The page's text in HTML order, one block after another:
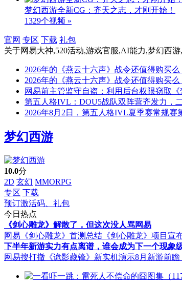
梦幻西游全新CG：齐天之志，才刚开始！
1329个视频 »
官网 专区 下载 礼包
关于网易大神,520活动,游戏官服,AI能力,梦幻西
2026年的《燕云十六声》战令还值得购买么
2026年的《燕云十六声》战令还值得购买么
网易前主管监守自盗：利用后台权限窃取
第五人格IVL：DOU5战队双阵营齐发力，
2026年8月2日，第五人格IVL夏季赛常规
梦幻西游
10.0分
2D 玄幻 MMORPG
专区 下载
预订激活码、礼包
今日热点
《剑心雕龙》解散了，但这次没人骂网易
网易《剑心雕龙》首测总结 《剑心雕龙》项目宣
下半年新游实力有点离谱，谁会成为下一个现象
网易搜打撤《诡影藏锋》新实机演示8月新游前